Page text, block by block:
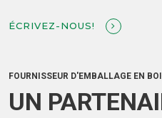
ÉCRIVEZ-NOUS!
FOURNISSEUR D'EMBALLAGE EN
UN